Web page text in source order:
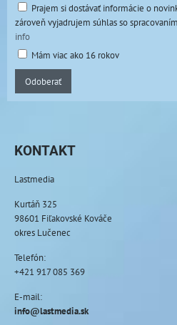
Prajem si dostávať informácie o
zároveň vyjadrujem súhlas so
info
Mám viac ako 16 rokov
Odoberať
KONTAKT
Lastmedia
Kurtáň 325
98601 Fiľakovské Kováče
okres Lučenec
Telefón:
+421 917 085 369
E-mail:
info@lastmedia.sk